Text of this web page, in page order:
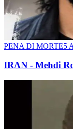
PENA DI MORTE5
IRAN - Mehdi